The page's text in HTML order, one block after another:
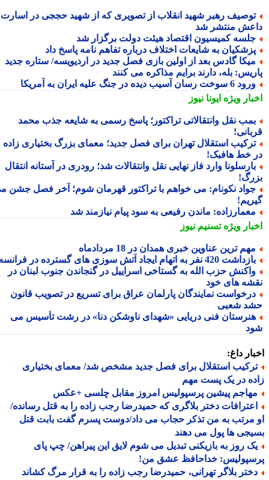
رهبر شهید انقلاب از تصویری که از شهید حججی در اسارت
منتشر شد
کمیسیون اقتصاد هیئت دولت برگزار شد
به شایعات اختلاف درباره تفاهم نامه پاسخ داد
گادس بعد از اولین بازی فصل جدید در اردیویسه/ ستاره جدید
بله، دارند برایم مذاکره می کنند
رسان آسیب دیده در جنگ علیه ایران به آمریکا
ویژهایونا نیوز
نقل وانتقالاتی تراکتور؛ پاسخ رسمی به شایعه جذب محمد
استقلال تهران برای فصل جدید؛ معمای بزرگ بختیاری زاده
خط هافبک!
وارد فاز نهایی نقل وانتقالات شد؛ رودری در آستانه انتقال
نکونام: می خواهم با تراکتور قهرمان شوم؛ آخر فصل جشن می
ماندن رفیعی به سود پیام نیازمند شد
ویژهتسنیم نیوز
ترین عناوین خبری همدان در 18 مردادماه
420 نفر به اتهام ایجاد آتش سوزی های گسترده در فرانسه
حزب الله به گستاخی اسراییل در گنجاندن جنوب لبنان در
های خود
نمایندگان پارلمان عراق برای تسریع در تصویب قانون
شعبی
فنی دریایی «شهدای ناوشکن دنا» در رشت تأسیس می
داغ:
استقلال برای فصل جدید مشخص شد/ معمای بختیاری
در یک پست مهم
پیشین پرسپولیس امروز مقابل چلسی +عکس
دختر بلاگری که حمیدرضا رجب زاده را به قتل رسانده/
مرتب به من تذکر حجاب می داد/دوست پسرم گفت بابت قتل
ها پول می دهند
روز به بازیکنی تبدیل می شوم لایق این پیراهن/ چپ پای
خداحافظ عشق من!
بلاگر تهرانی، حمیدرضا رجب زاده را به قرار مرگ کشاند